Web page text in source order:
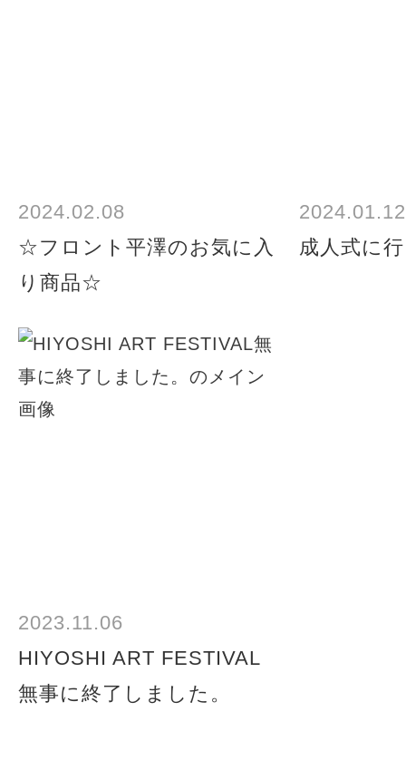
2024.02.08
☆フロント平澤のお気に入
り商品☆
2024.01.12
成人式に
2023.11.06
HIYOSHI ART FESTIVAL
無事に終了しました。